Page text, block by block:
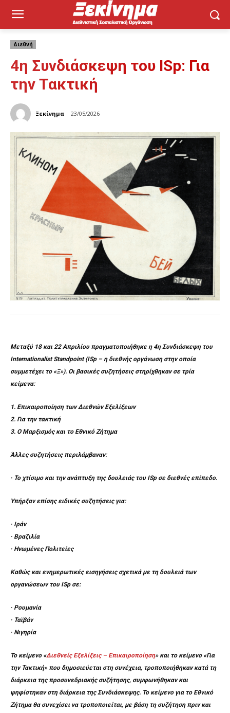
Διεθνή
4η Συνδιάσκεψη του ISp: Για
την Τακτική
Ξεκίνημα 23/05/2026
Μεταξύ 18 και 22 Απριλίου πραγματοποιήθηκε η 4η Συνδιάσκεψη του
Internationalist Standpoint(ISp– η διεθνής οργάνωση στην οποία
συμμετέχει το «Ξ»). Οι βασικές συζητήσεις στηρίχθηκαν σε τρία
κείμενα:
1. Επικαιροποίηση των Διεθνών Εξελίξεων
2. Για την τακτική
3. Ο Μαρξισμός και το Εθνικό Ζήτημα
Άλλες συζητήσεις περιλάμβαναν:
· Το χτίσιμο και την ανάπτυξη της δουλειάς του ISpσε διεθνές επίπεδο.
Υπήρξαν επίσης ειδικές συζητήσεις για:
· Ιράν
· Βραζιλία
· Ηνωμένες Πολιτείες
Καθώς και ενημερωτικές εισηγήσεις σχετικά με τη δουλειά των
οργανώσεων του ISpσε:
· Ρουμανία
· Ταϊβάν
· Νιγηρία
Το κείμενο «Διεθνείς Εξελίξεις – Επικαιροποίηση» και το κείμενο «Για
την Τακτική» που δημοσιεύεται στη συνέχεια, τροποποιήθηκαν κατά τη
διάρκεια της προσυνεδριακής συζήτησης, συμφωνήθηκαν και
ψηφίστηκαν στη διάρκεια της Συνδιάσκεψης. Το κείμενο για το Εθνικό
Ζήτημα θα συνεχίσει να τροποποιείται, με βάση τη συζήτηση πριν και